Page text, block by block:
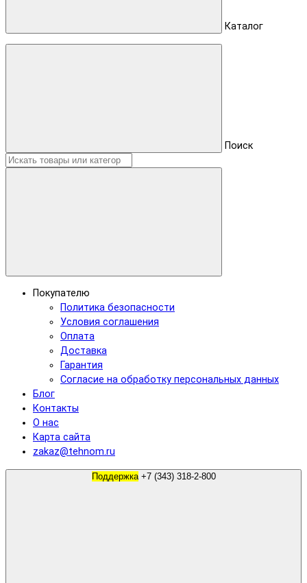
Каталог
Поиск
Покупателю
Политика безопасности
Условия соглашения
Оплата
Доставка
Гарантия
Согласие на обработку персональных данных
Блог
Контакты
О нас
Карта сайта
zakaz@tehnom.ru
Поддержка +7 (343) 318-2-800